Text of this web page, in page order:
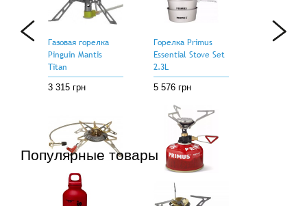
Газовая горелка
Pinguin Mantis
Titan
3 315 грн
Горелка Primus
Essential Stove Set
2.3L
5 576 грн
Горелка Primus
Gravity EF II
MicronTrail Stove
Популярные товары